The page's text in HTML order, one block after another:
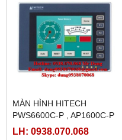
MÀN HÌNH HITECH
PWS6600C-P , AP1600C-P
LH: 0938.070.068